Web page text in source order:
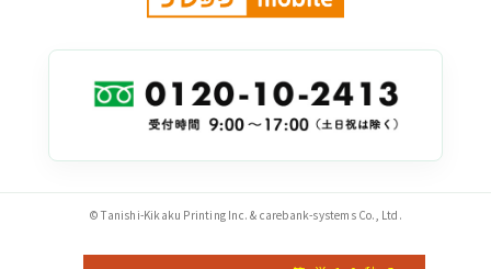
© Tanishi-Kikaku Printing Inc. & carebank-systems Co., Ltd.